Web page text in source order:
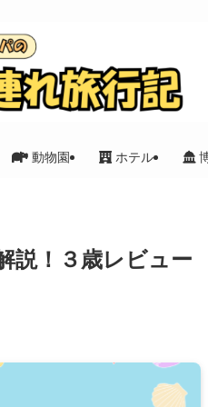
動物園 ホテル
説！３歳レビュー